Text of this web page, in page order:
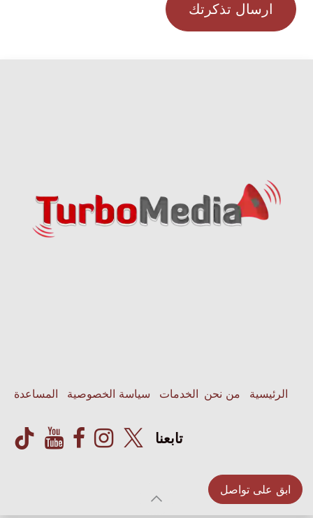
ارسال تذكرتك
الرئيسية من نحن الخدمات سياسة الخصوصية المساعدة
تابعنا
ابق على تواصل